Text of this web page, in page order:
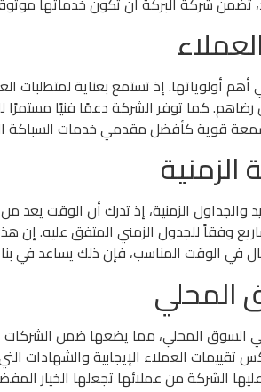
أهم أولوياتها. إذ تستمع بعناية
كما توفر الشركة دعمًا فنيًا مستمرًا
سمعة قوية كأفضل مقدمي خدمات السباكة
الزمنية
الزمنية، إذ تدرك أن الوقت يعد
وفقاً للجدول الزمني المتفق عليه. إن
في الوقت المناسب، فإن ذلك يساعد في
المحلي
المحلي، مما يضعها ضمن الشركات
تقييمات العملاء الإيجابية
الشركة من عملائها تجعلها الخيار